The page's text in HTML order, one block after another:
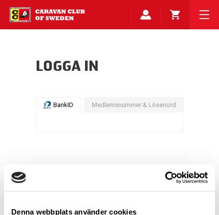
Denna webbplats använder cookies
LOGGA IN
BankID Medlemsnummer & Lösenord